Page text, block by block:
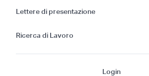
Lettere di presentazione
Ricerca di Lavoro
Login
Ricerca: Guida
Gratis 2025